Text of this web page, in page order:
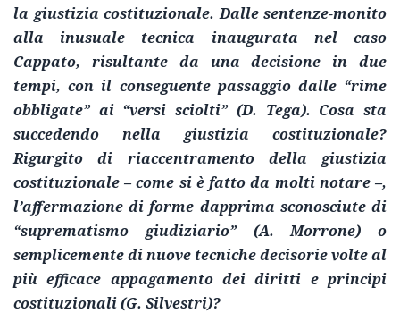
la giustizia costituzionale. Dalle sentenze-monito
alla inusuale tecnica inaugurata nel caso
Cappato, risultante da una decisione in due
tempi, con il conseguente passaggio dalle “rime
obbligate” ai “versi sciolti” (D. Tega). Cosa sta
succedendo nella giustizia costituzionale?
Rigurgito di riaccentramento della giustizia
costituzionale – come si è fatto da molti notare –,
l’affermazione di forme dapprima sconosciute di
“suprematismo giudiziario” (A. Morrone) o
semplicemente di nuove tecniche decisorie volte al
più efficace appagamento dei diritti e principi
costituzionali (G. Silvestri)?